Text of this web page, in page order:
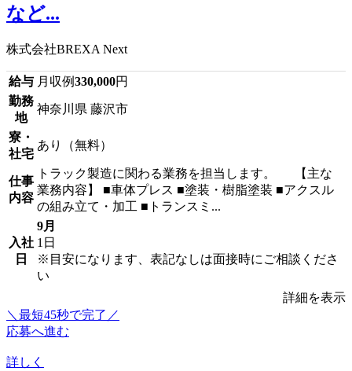
など...
株式会社BREXA Next
給与 月収例330,000円
勤務
地
神奈川県 藤沢市
寮・
社宅
あり（無料）
仕事
内容
トラック製造に関わる業務を担当します。 【主な
業務内容】 ■車体プレス ■塗装・樹脂塗装 ■アクスル
の組み立て・加工 ■トランスミ...
入社
日
9月
1日
※目安になります、表記なしは面接時にご相談くださ
い
詳細を表示
＼最短45秒で完了／
応募へ進む
詳しく